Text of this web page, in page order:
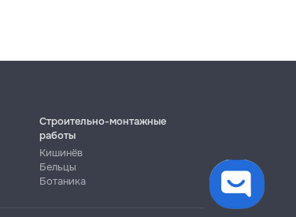
Строительно-монтажные
работы
Кишинёв
Бельцы
Ботаника